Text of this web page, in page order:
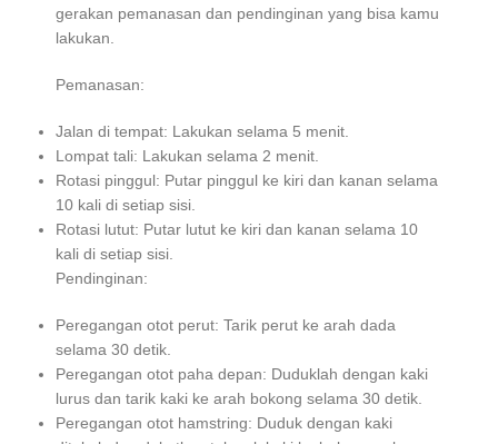
gerakan pemanasan dan pendinginan yang bisa kamu
lakukan.
Pemanasan:
Jalan di tempat: Lakukan selama 5 menit.
Lompat tali: Lakukan selama 2 menit.
Rotasi pinggul: Putar pinggul ke kiri dan kanan selama
10 kali di setiap sisi.
Rotasi lutut: Putar lutut ke kiri dan kanan selama 10
kali di setiap sisi.
Pendinginan:
Peregangan otot perut: Tarik perut ke arah dada
selama 30 detik.
Peregangan otot paha depan: Duduklah dengan kaki
lurus dan tarik kaki ke arah bokong selama 30 detik.
Peregangan otot hamstring: Duduk dengan kaki